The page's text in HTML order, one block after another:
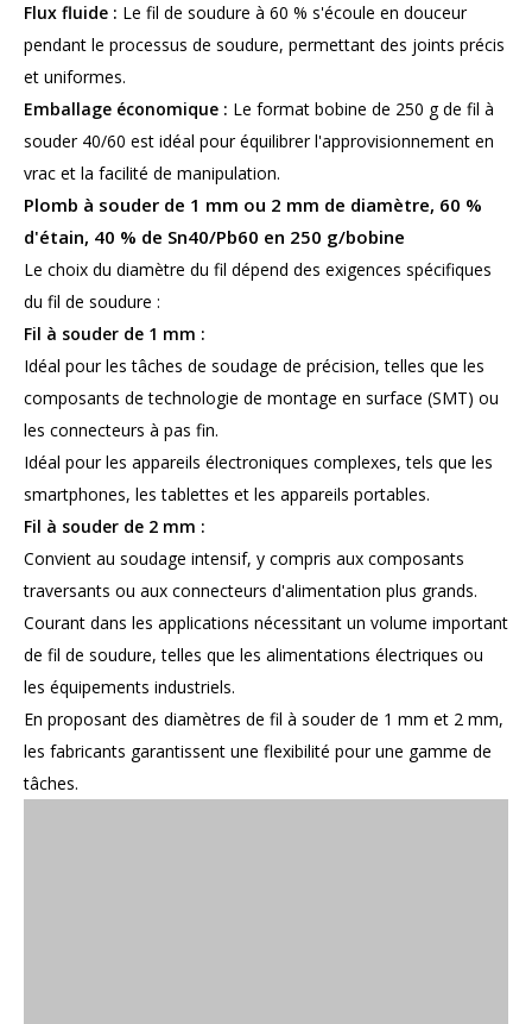
Flux fluide : Le fil de soudure à 60 % s'écoule en douceur
pendant le processus de soudure, permettant des joints précis
et uniformes.
Emballage économique : Le format bobine de 250 g de fil à
souder 40/60 est idéal pour équilibrer l'approvisionnement en
vrac et la facilité de manipulation.
Plomb à souder de 1 mm ou 2 mm de diamètre, 60 %
d'étain, 40 % de Sn40/Pb60 en 250 g/bobine
Le choix du diamètre du fil dépend des exigences spécifiques
du fil de soudure :
Fil à souder de 1 mm :
Idéal pour les tâches de soudage de précision, telles que les
composants de technologie de montage en surface (SMT) ou
les connecteurs à pas fin.
Idéal pour les appareils électroniques complexes, tels que les
smartphones, les tablettes et les appareils portables.
Fil à souder de 2 mm :
Convient au soudage intensif, y compris aux composants
traversants ou aux connecteurs d'alimentation plus grands.
Courant dans les applications nécessitant un volume important
de fil de soudure, telles que les alimentations électriques ou
les équipements industriels.
En proposant des diamètres de fil à souder de 1 mm et 2 mm,
les fabricants garantissent une flexibilité pour une gamme de
tâches.